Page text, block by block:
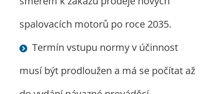
spalovacích motorů po roce 2035.
Termín vstupu normy v účinnost
musí být prodloužen a má se počítat až